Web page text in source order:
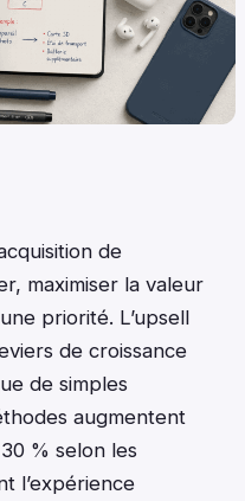
de
maximiser la valeur
priorité. L’upsell
de croissance
de simples
augmentent
% selon les
l’expérience